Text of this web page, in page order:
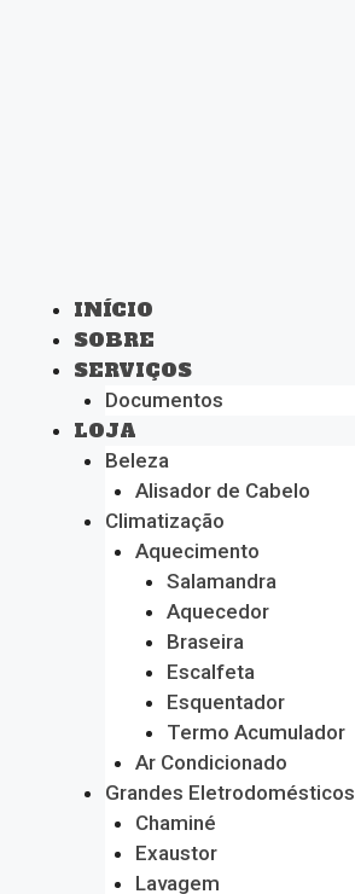
INÍCIO
SOBRE
SERVIÇOS
Documentos
LOJA
Beleza
Alisador de Cabelo
Climatização
Aquecimento
Salamandra
Aquecedor
Braseira
Escalfeta
Esquentador
Termo Acumulador
Ar Condicionado
Grandes Eletrodomésticos
Chaminé
Exaustor
Lavagem